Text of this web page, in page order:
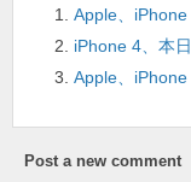
o
o
Apple、
iPhone 4、本
Apple、
Post a new comment